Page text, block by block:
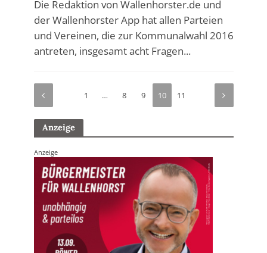
Die Redaktion von Wallenhorster.de und
der Wallenhorster App hat allen Parteien
und Vereinen, die zur Kommunalwahl 2016
antreten, insgesamt acht Fragen...
1 … 8 9 10 11
Anzeige
Anzeige